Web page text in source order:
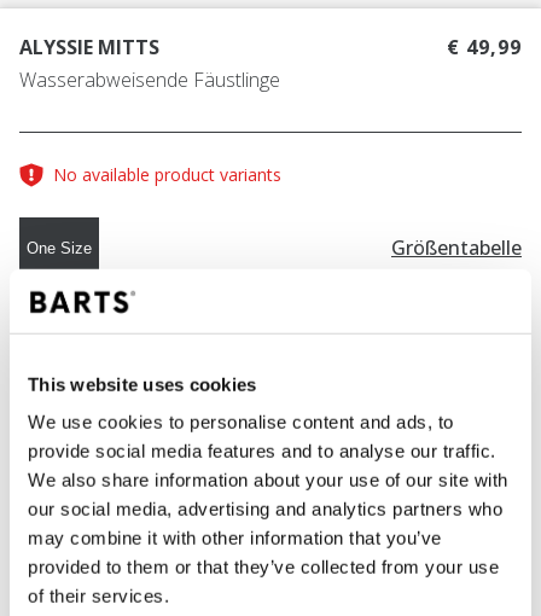
This website uses cookies
We use cookies to personalise content and ads, to
provide social media features and to analyse our traffic.
We also share information about your use of our site with
our social media, advertising and analytics partners who
may combine it with other information that you’ve
provided to them or that they’ve collected from your use
of their services.
ALYSSIE MITTS
Wasserabweisende Fäustlinge
€ 49,99
No available product variants
One Size Größentabelle
FARBEarmy
IN DEN WARENKORB
Bestellungen, die vor 12 Uhr MEZ (Montag bis
Freitag) bei uns eingehen, werden noch am selben
Tag versandt